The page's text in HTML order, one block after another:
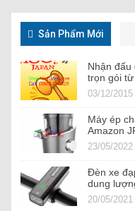
Sản Phẩm Mới
Nhận đấu
trọn gói
03/12/2015
Máy ép
Amazon
23/05/2022
Đèn xe
dung
20/05/2021